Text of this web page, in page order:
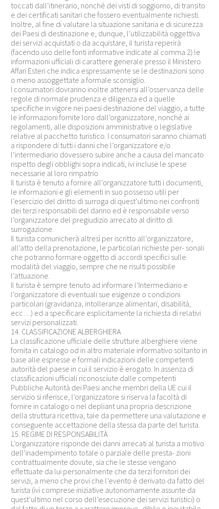
toccati dall’itinerario, nonché dei visti di soggiorno, di transito
e dei certificati sanitari che fossero eventualmente richiesti.
Inoltre, al fine di valutare la situazione sanitaria e di sicurezza
dei Paesi di destinazione e, dunque, l’utilizzabilità oggettiva
dei servizi acquistati o da acquistare, il turista reperirà
(facendo uso delle fonti informative indicate al comma 2) le
informazioni ufficiali di carattere generale presso il Ministero
Affari Esteri che indica espressamente se le destinazioni sono
o meno assoggettate a formale sconsiglio.
I consumatori dovranno inoltre attenersi all’osservanza delle
regole di normale prudenza e diligenza ed a quelle
specifiche in vigore nei paesi destinazione del viaggio, a tutte
le informazioni fornite loro dall’organizzatore, nonché ai
regolamenti, alle disposizioni amministrative o legislative
relative al pacchetto turistico. I consumatori saranno chiamati
a rispondere di tutti i danni che l’organizzatore e/o
l’intermediario dovessero subire anche a causa del mancato
rispetto degli obblighi sopra indicati, ivi incluse le spese
necessarie al loro rimpatrio
Il turista è tenuto a fornire all’organizzatore tutti i documenti,
le informazioni e gli elementi in suo possesso utili per
l’esercizio del diritto di surroga di quest’ultimo nei confronti
dei terzi responsabili del danno ed è responsabile verso
l’organizzatore del pregiudizio arrecato al diritto di
surrogazione.
Il turista comunicherà altresì per iscritto all’organizzatore,
all’atto della prenotazione, le particolari richieste per- sonali
che potranno formare oggetto di accordi specifici sulle
modalità del viaggio, sempre che ne risulti possibile
l’attuazione.
Il turista è sempre tenuto ad informare l’Intermediario e
l’organizzatore di eventuali sue esigenze o condizioni
particolari (gravidanza, intolleranze alimentari, disabilità,
ecc…) ed a specificare esplicitamente la richiesta di relativi
servizi personalizzati.
14. CLASSIFICAZIONE ALBERGHIERA
La classificazione ufficiale delle strutture alberghiere viene
fornita in catalogo od in altro materiale informativo soltanto in
base alle espresse e formali indicazioni delle competenti
autorità del paese in cui il servizio è erogato. In assenza di
classificazioni ufficiali riconosciute dalle competenti
Pubbliche Autorità dei Paesi anche membri della UE cui il
servizio si riferisce, l’organizzatore si riserva la facoltà di
fornire in catalogo o nel depliant una propria descrizione
della struttura ricettiva, tale da permettere una valutazione e
conseguente accettazione della stessa da parte del turista.
15. REGIME DI RESPONSABILITÀ
L’organizzatore risponde dei danni arrecati al turista a motivo
dell’inadempimento totale o parziale delle presta- zioni
contrattualmente dovute, sia che le stesse vengano
effettuate da lui personalmente che da terzi fornitori dei
servizi, a meno che provi che l’evento è derivato da fatto del
turista (ivi comprese iniziative autonomamente assunte da
quest’ultimo nel corso dell’esecuzione dei servizi turistici) o